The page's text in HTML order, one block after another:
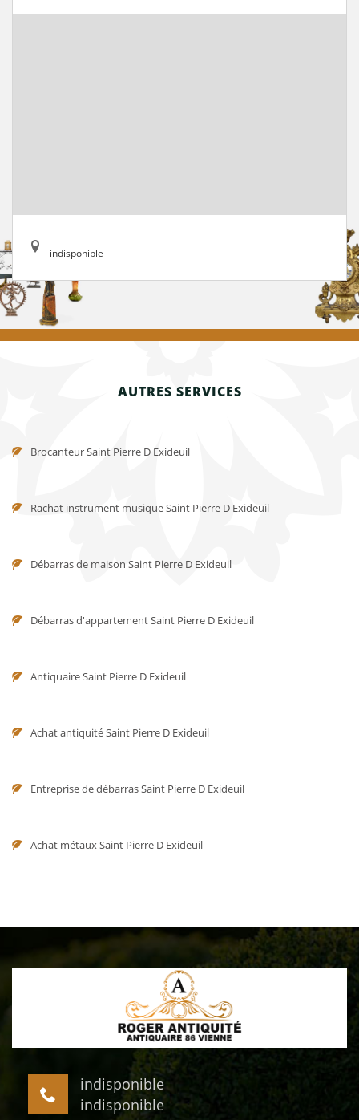
indisponible
AUTRES SERVICES
Brocanteur Saint Pierre D Exideuil
Rachat instrument musique Saint Pierre D Exideuil
Débarras de maison Saint Pierre D Exideuil
Débarras d'appartement Saint Pierre D Exideuil
Antiquaire Saint Pierre D Exideuil
Achat antiquité Saint Pierre D Exideuil
Entreprise de débarras Saint Pierre D Exideuil
Achat métaux Saint Pierre D Exideuil
indisponible
indisponible